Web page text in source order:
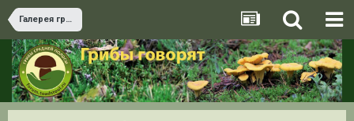
Галерея грибов